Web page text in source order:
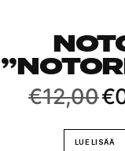
€12,00 hinta
€
LUE LISÄÄ